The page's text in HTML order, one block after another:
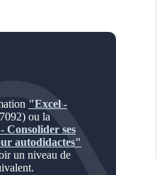
"Excel -
) ou la
Consolider ses
autodidactes"
un niveau de